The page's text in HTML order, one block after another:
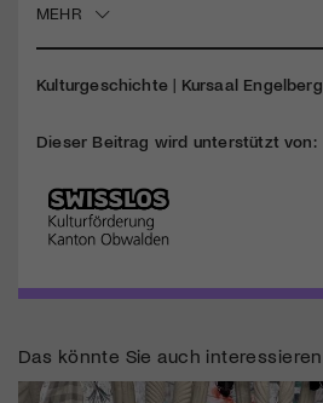
MEHR
Kulturgeschichte | Kursaal Engelberg
Dieser Beitrag wird unterstützt von:
Das könnte Sie auch interessieren